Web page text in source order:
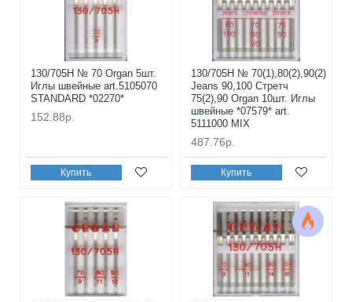
130/705H № 70 Organ 5шт.
Иглы швейные art.5105070
STANDARD *02270*
152.88р.
Купить
130/705H № 70(1),80(2),90(2)
Jeans 90,100 Стретч
75(2),90 Organ 10шт. Иглы
швейные *07579* art.
5111000 MIX
487.76р.
Купить